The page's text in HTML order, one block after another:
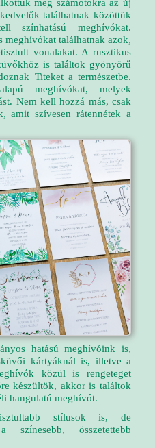
meg számotokra az új
találhatnak közöttük
színhatású meghívókat.
meghívókat találhatnak azok,
vonalakat. A rusztikus
is találtok gyönyörű
Titeket a természetbe.
meghívókat, melyek
Nem kell hozzá más, csak
amit szívesen rátennétek a
hatású meghívóink is,
kártyáknál is, illetve a
közül is rengeteget
készültök, akkor is találtok
hangulatú meghívót.
stílusok is, de
színesebb, összetettebb